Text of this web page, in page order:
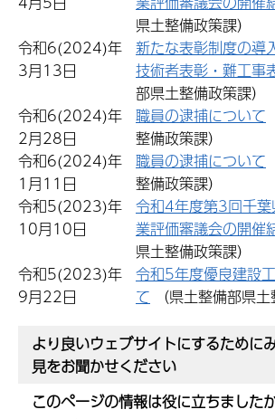
県土整備政策課）
令和6(2024)年
3月13日
新たな表彰制度の導
技術者表彰・難工事
部県土整備政策課）
令和6(2024)年
2月28日
職員の逮捕について
整備政策課）
令和6(2024)年
1月11日
職員の逮捕について
整備政策課）
令和5(2023)年
10月10日
令和4年度第3回千
業評価審議会の開催
県土整備政策課）
令和5(2023)年
9月22日
令和5年度優良建設
て
（県土整備部県土
より良いウェブサイトにするために
見をお聞かせください
このページの情報は役に立ちました